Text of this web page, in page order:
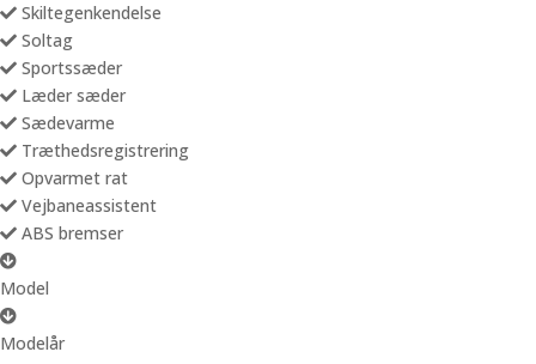
Skiltegenkendelse
Soltag
Sportssæder
Læder sæder
Sædevarme
Træthedsregistrering
Opvarmet rat
Vejbaneassistent
ABS bremser
Model
Modelår